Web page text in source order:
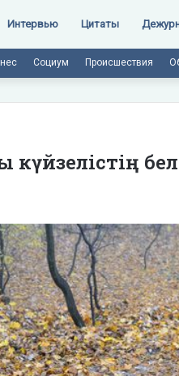
Интервью Цитаты
Социум Происшествия
күйзелістің